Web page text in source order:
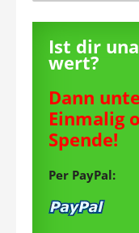
Ist dir
wert?
Dann
Einmalig
Spende!
Per PayPal: